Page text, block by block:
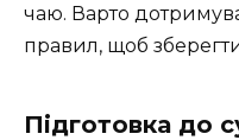
чаю. Варто
правил, щоб
Підготовка до